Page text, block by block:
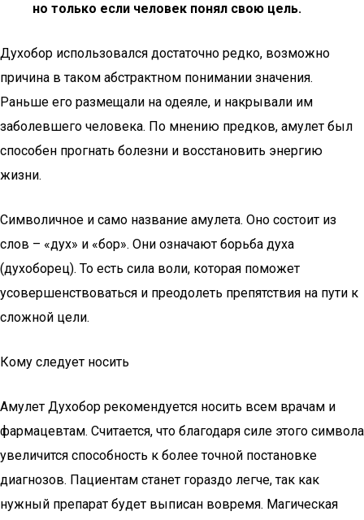
но только если человек понял свою цель.
Духобор использовался достаточно редко, возможно
причина в таком абстрактном понимании значения.
Раньше его размещали на одеяле, и накрывали им
заболевшего человека. По мнению предков, амулет был
способен прогнать болезни и восстановить энергию
жизни.
Символичное и само название амулета. Оно состоит из
слов – «дух» и «бор». Они означают борьба духа
(духоборец). То есть сила воли, которая поможет
усовершенствоваться и преодолеть препятствия на пути к
сложной цели.
Кому следует носить
Амулет Духобор рекомендуется носить всем врачам и
фармацевтам. Считается, что благодаря силе этого символа
увеличится способность к более точной постановке
диагнозов. Пациентам станет гораздо легче, так как
нужный препарат будет выписан вовремя. Магическая